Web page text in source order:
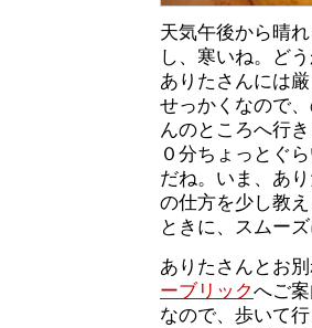
天気午後から晴
し、寒いね。ど
ありたさんには
せっかくなので
んのところへ行
０分ちょっとぐ
だね。いま、あ
の仕方を少し教
ときに、スムー
ありたさんとお
ーブリックへご
なので、歩いて